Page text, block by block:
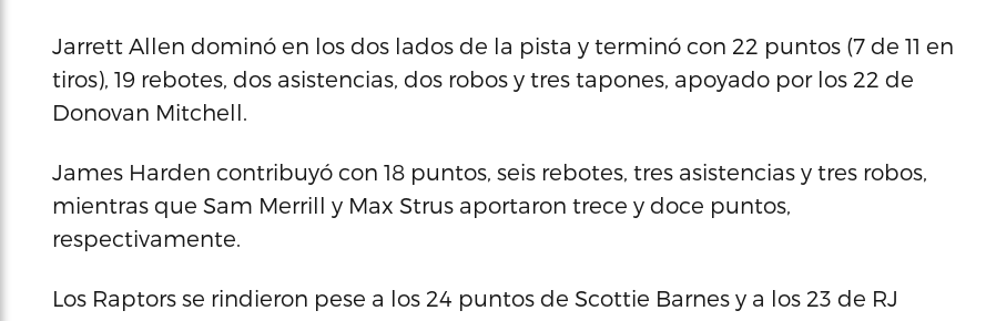
Jarrett Allen dominó en los dos lados de la pista y terminó con 22 puntos (7 de 11 en
tiros), 19 rebotes, dos asistencias, dos robos y tres tapones, apoyado por los 22 de
Donovan Mitchell.
James Harden contribuyó con 18 puntos, seis rebotes, tres asistencias y tres robos,
mientras que Sam Merrill y Max Strus aportaron trece y doce puntos,
respectivamente.
Los Raptors se rindieron pese a los 24 puntos de Scottie Barnes y a los 23 de RJ